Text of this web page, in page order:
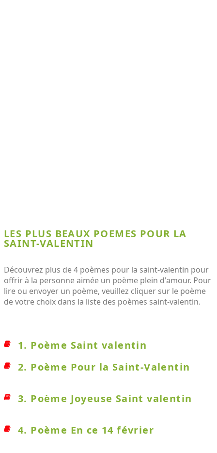
LES PLUS BEAUX POEMES POUR LA
SAINT-VALENTIN
Découvrez plus de 4 poèmes pour la saint-valentin pour
offrir à la personne aimée un poème plein d'amour. Pour
lire ou envoyer un poème, veuillez cliquer sur le poème
de votre choix dans la liste des poèmes saint-valentin.
1. Poème Saint valentin
2. Poème Pour la Saint-Valentin
3. Poème Joyeuse Saint valentin
4. Poème En ce 14 février